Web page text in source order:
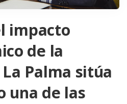
impacto
de la
La Palma sitúa
una de las